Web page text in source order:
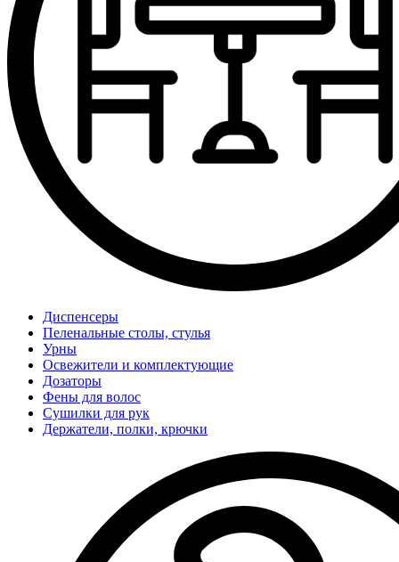
Диспенсеры
Пеленальные столы, стулья
Урны
Освежители и комплектующие
Дозаторы
Фены для волос
Сушилки для рук
Держатели, полки, крючки